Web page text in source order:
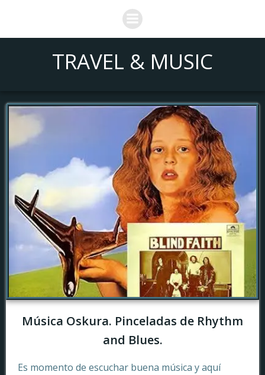
Saltar
al
contenido
TRAVEL & MUSIC
Música Oskura. Pinceladas de Rhythm
and Blues.
Es momento de escuchar buena música y aquí